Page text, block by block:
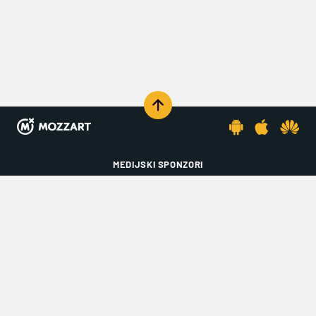
MEDIJSKI SPONZORI